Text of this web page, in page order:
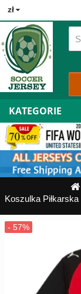
zł
Contact
Tracking
Moje
konto
Rejestracja
się
Shipping
Koszyk
KATEGORIE
Premier
League
La
Liga
Bundesliga
Serie
A
Ligue
1
Pilkarze
Mistrzostwa
Świata
Koszulka